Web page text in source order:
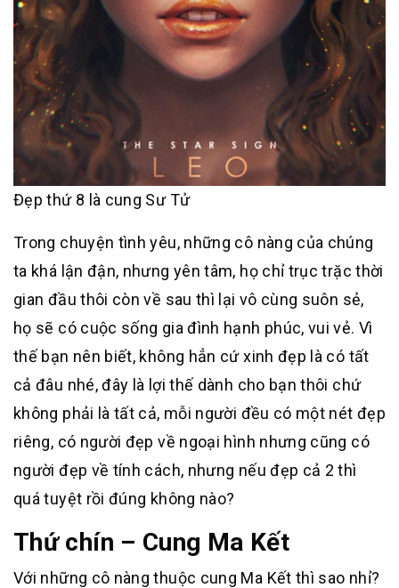
Đẹp thứ 8 là cung Sư Tử
Trong chuyện tình yêu, những cô nàng của chúng
ta khá lận đận, nhưng yên tâm, họ chỉ trục trặc thời
gian đầu thôi còn về sau thì lại vô cùng suôn sẻ,
họ sẽ có cuộc sống gia đình hạnh phúc, vui vẻ. Vì
thế bạn nên biết, không hẳn cứ xinh đẹp là có tất
cả đâu nhé, đây là lợi thế dành cho bạn thôi chứ
không phải là tất cả, mỗi người đều có một nét đẹp
riêng, có người đẹp về ngoại hình nhưng cũng có
người đẹp về tính cách, nhưng nếu đẹp cả 2 thì
quá tuyệt rồi đúng không nào?
Thứ chín – Cung Ma Kết
Với những cô nàng thuộc cung Ma Kết thì sao nhỉ?